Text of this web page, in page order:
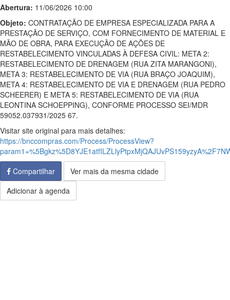
Abertura: 11/06/2026 10:00
Objeto: CONTRATAÇÃO DE EMPRESA ESPECIALIZADA PARA A
PRESTAÇÃO DE SERVIÇO, COM FORNECIMENTO DE MATERIAL E
MÃO DE OBRA, PARA EXECUÇÃO DE AÇÕES DE
RESTABELECIMENTO VINCULADAS À DEFESA CIVIL: META 2:
RESTABELECIMENTO DE DRENAGEM (RUA ZITA MARANGONI),
META 3: RESTABELECIMENTO DE VIA (RUA BRAÇO JOAQUIM),
META 4: RESTABELECIMENTO DE VIA E DRENAGEM (RUA PEDRO
SCHEERER) E META 5: RESTABELECIMENTO DE VIA (RUA
LEONTINA SCHOEPPING), CONFORME PROCESSO SEI/MDR
59052.037931/2025 67.
Visitar site original para mais detalhes:
https://bnccompras.com/Process/ProcessView?
Compartilhar
Ver mais da mesma cidade
Adicionar à agenda